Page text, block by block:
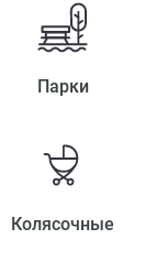
Парки
Колясочные